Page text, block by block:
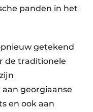
panden in het
getekend
de traditionele
georgiaanse
en ook aan